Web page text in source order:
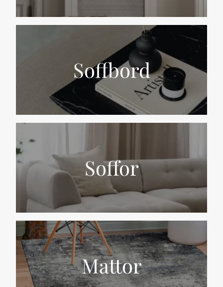
Soffbord
Soffor
Mattor